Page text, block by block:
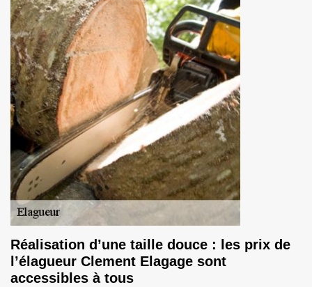
Réalisation d’une taille douce : les prix de
l’élagueur Clement Elagage sont
accessibles à tous